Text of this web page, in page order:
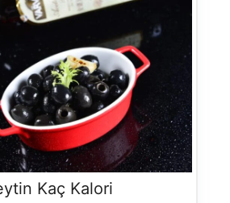
Kaç Kalori